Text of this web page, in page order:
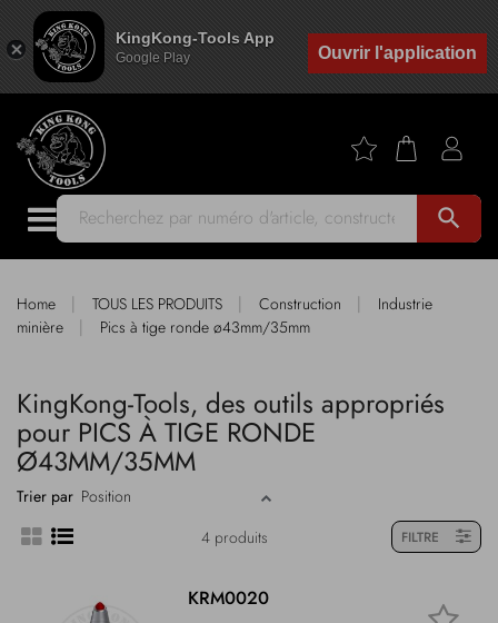
KingKong-Tools App
Google Play Ouvrir l'application
search
Home | TOUS LES PRODUITS | Construction |
Industrie
minière
| Pics à tige ronde ø43mm/35mm
KingKong-Tools, des outils appropriés
pour PICS À TIGE RONDE
Ø43MM/35MM
Trier par
4 produits
FILTRE
KRM0020